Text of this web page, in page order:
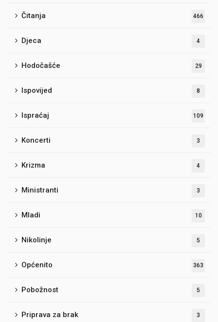
Čitanja 466
Djeca 4
Hodočašće 29
Ispovijed 8
Ispraćaj 109
Koncerti 3
Krizma 4
Ministranti 3
Mladi 10
Nikolinje 5
Općenito 363
Pobožnost 5
Priprava za brak 3